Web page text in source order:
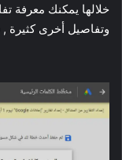
خلالها يمكنك معرفة
وتفاصيل أخرى كثيرة ,